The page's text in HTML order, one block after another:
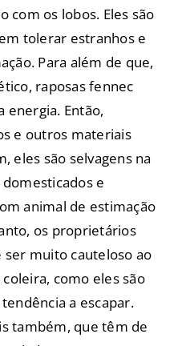
com os lobos. Eles são
tolerar estranhos e
Para além de que,
raposas fennec
energia. Então,
e outros materiais
eles são selvagens na
e
animal de estimação
os proprietários
ser muito cauteloso ao
como eles são
a escapar.
também, que têm de